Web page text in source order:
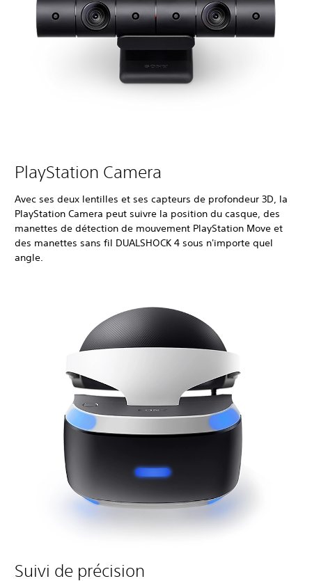
PlayStation Camera
Avec ses deux lentilles et ses capteurs de profondeur 3D, la
PlayStation Camera peut suivre la position du casque, des
manettes de détection de mouvement PlayStation Move et
des manettes sans fil DUALSHOCK 4 sous n'importe quel
angle.
Suivi de précision